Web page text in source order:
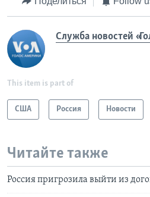
Служба новостей
This item is part of
США Россия Новости
Читайте также
Россия пригрозила выйти из